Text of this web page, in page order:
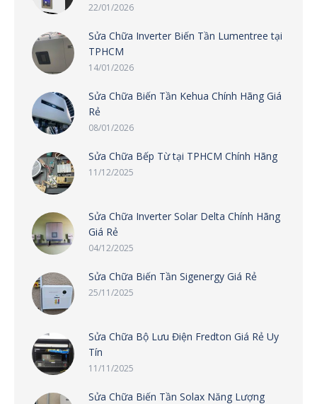
22/01/2026
Sửa Chữa Inverter Biến Tần Lumentree tại
TPHCM
14/01/2026
Sửa Chữa Biến Tần Kehua Chính Hãng Giá
Rẻ
08/01/2026
Sửa Chữa Bếp Từ tại TPHCM Chính Hãng
11/12/2025
Sửa Chữa Inverter Solar Delta Chính Hãng
Giá Rẻ
04/12/2025
Sửa Chữa Biến Tần Sigenergy Giá Rẻ
25/11/2025
Sửa Chữa Bộ Lưu Điện Fredton Giá Rẻ Uy
Tín
11/11/2025
Sửa Chữa Biến Tần Solax Năng Lượng